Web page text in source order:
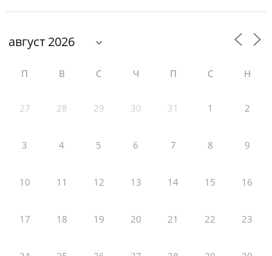
П В С Ч П С Н
27 28 29 30 31 1 2
3 4 5 6 7 8 9
10 11 12 13 14 15 16
17 18 19 20 21 22 23